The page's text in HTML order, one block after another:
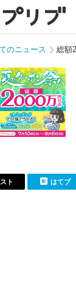
のニュース 総額
ト はてブ